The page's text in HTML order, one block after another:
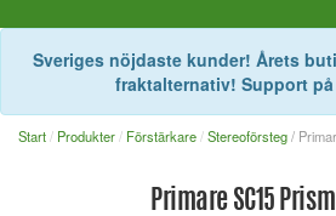
Sveriges nöjdaste kunder! Årets
fraktalternativ! Support
Start Produkter Förstärkare Stereoförsteg/
Primare SC15